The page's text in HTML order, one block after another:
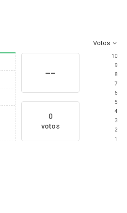
Votos
--
0
votos
10
9
8
7
6
5
4
3
2
1